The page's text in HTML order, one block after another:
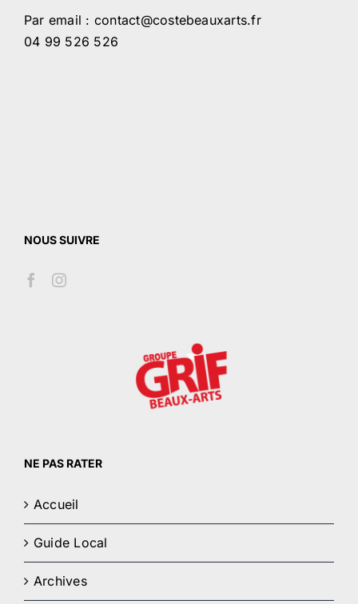
Par email : contact@costebeauxarts.fr
04 99 526 526
NOUS SUIVRE
NE PAS RATER
Accueil
Guide Local
Archives